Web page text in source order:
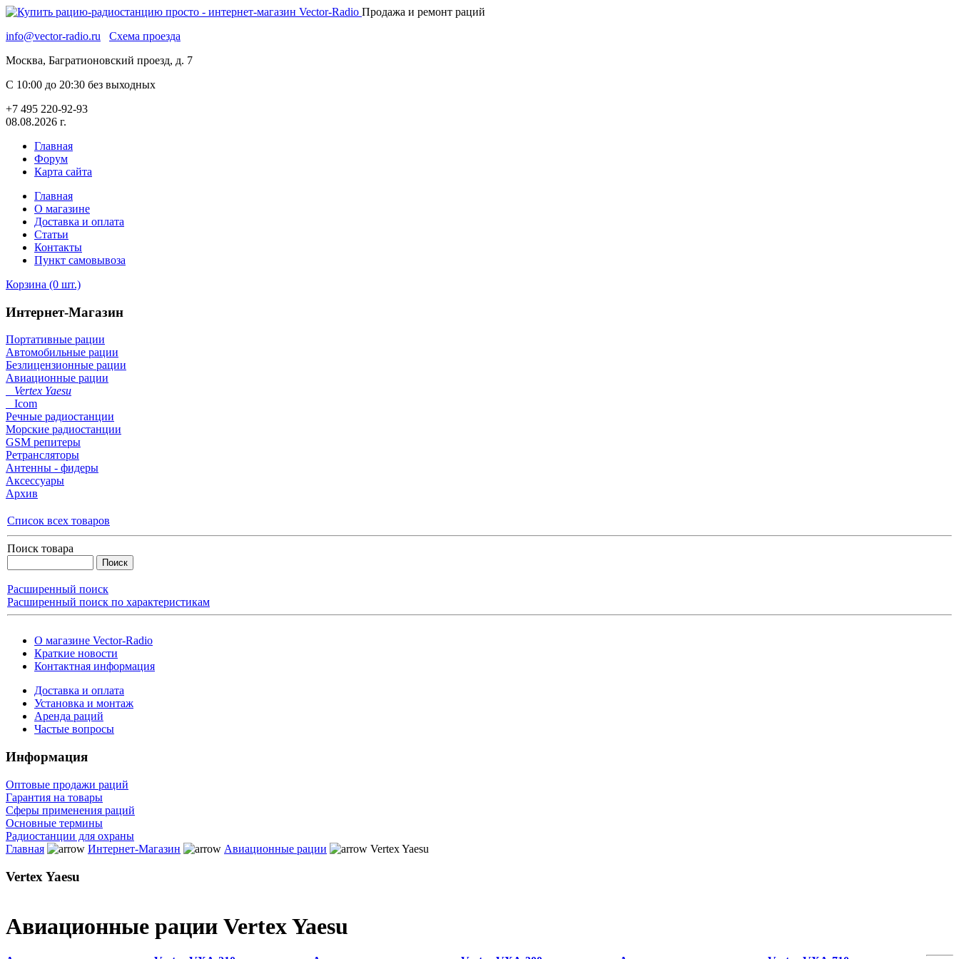
Продажа и ремонт раций
info@vector-radio.ru
Схема проезда
Москва, Багратионовский проезд, д. 7
С 10:00 до 20:30 без выходных
+7 495 220-92-93
08.08.2026 г.
Главная
Форум
Карта сайта
Главная
О магазине
Доставка и оплата
Статьи
Контакты
Пункт самовывоза
Корзина (0 шт.)
Интернет-Магазин
Портативные рации
Автомобильные рации
Безлицензионные рации
Авиационные рации
Vertex Yaesu
Icom
Речные радиостанции
Морские радиостанции
GSM репитеры
Ретрансляторы
Антенны - фидеры
Аксессуары
Архив
Список всех товаров
Поиск товара
Расширенный поиск
Расширенный поиск по характеристикам
О магазине Vector-Radio
Краткие новости
Контактная информация
Доставка и оплата
Установка и монтаж
Аренда раций
Частые вопросы
Информация
Оптовые продажи раций
Гарантия на товары
Сферы применения раций
Основные термины
Радиостанции для охраны
Главная
Интернет-Магазин Авиационные рации Vertex Yaesu
Vertex Yaesu
Авиационные рации Vertex Yaesu